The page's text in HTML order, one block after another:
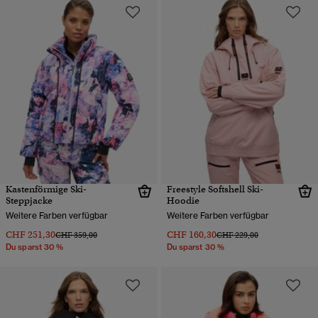
Kastenförmige Ski-
Steppjacke
Weitere Farben verfügbar
CHF 251,30Preis wurde reduziert von
CHF 359,00bis
Du sparst 30 %
Freestyle Softshell Ski-
Hoodie
Weitere Farben verfügbar
CHF 160,30Preis wurde reduziert von
CHF 229,00bis
Du sparst 30 %